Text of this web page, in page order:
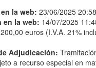
la web: 23/06/2025 20:58
en la web: 14/07/2025
euros (I.V.A. 21%
Adjudicación:
a recurso especial en